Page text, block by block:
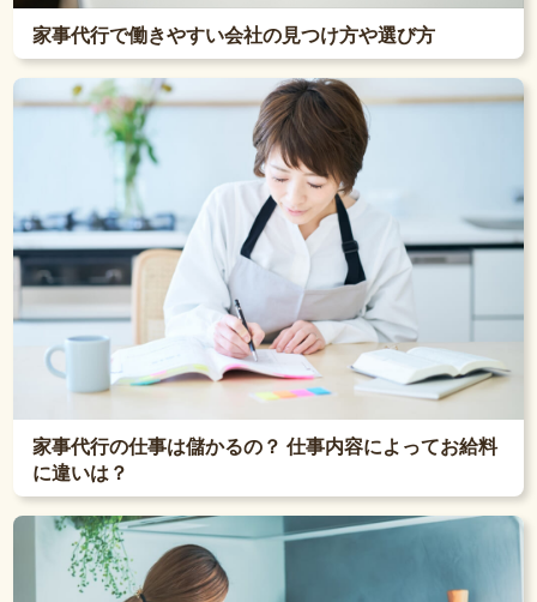
家事代行で働きやすい会社の見つけ方や選び方
家事代行の仕事は儲かるの？ 仕事内容によってお給料
に違いは？